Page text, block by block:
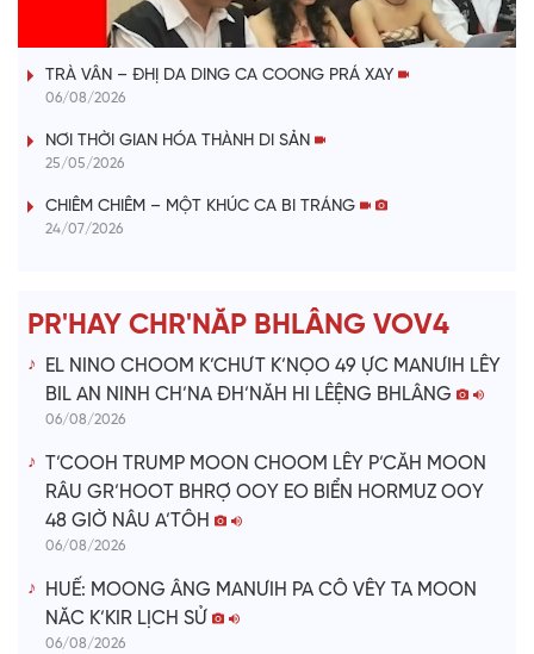
a
V
i
e
o
VÀI PHÚT DÀNH CHO QUẢNG BÁ
TRÀ VÂN – ĐHỊ DA DING CA COONG PRÁ XAY
06/08/2026
NƠI THỜI GIAN HÓA THÀNH DI SẢN
25/05/2026
CHIÊM CHIÊM – MỘT KHÚC CA BI TRÁNG
24/07/2026
PR'HAY CHR'NĂP BHLÂNG VOV4
EL NINO CHOOM K’CHƯT K’NỌO 49 ỰC MANƯIH LÊY
BIL AN NINH CH’NA ĐH’NĂH HI LÊỆNG BHLÂNG
06/08/2026
T’COOH TRUMP MOON CHOOM LÊY P’CĂH MOON
RÂU GR’HOOT BHRỢ OOY EO BIỂN HORMUZ OOY
48 GIỜ NÂU A’TÔH
06/08/2026
HUẾ: MOONG ÂNG MANƯIH PA CÔ VÊY TA MOON
NĂC K’KIR LỊCH SỬ
06/08/2026